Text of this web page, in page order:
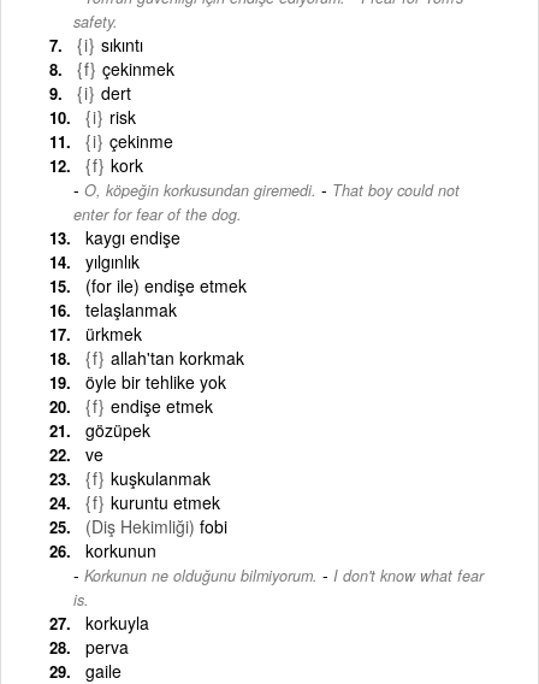
safety.
{i} sıkıntı
{f} çekinmek
{i} dert
{i} risk
{i} çekinme
{f} kork
O, köpeğin korkusundan giremedi. - That boy could not
enter for fear of the dog.
kaygı endişe
yılgınlık
(for ile) endişe etmek
telaşlanmak
ürkmek
{f} allah'tan korkmak
öyle bir tehlike yok
{f} endişe etmek
gözüpek
ve
{f} kuşkulanmak
{f} kuruntu etmek
(Diş Hekimliği) fobi
korkunun
Korkunun ne olduğunu bilmiyorum. - I don't know what fear
is.
korkuyla
perva
gaile